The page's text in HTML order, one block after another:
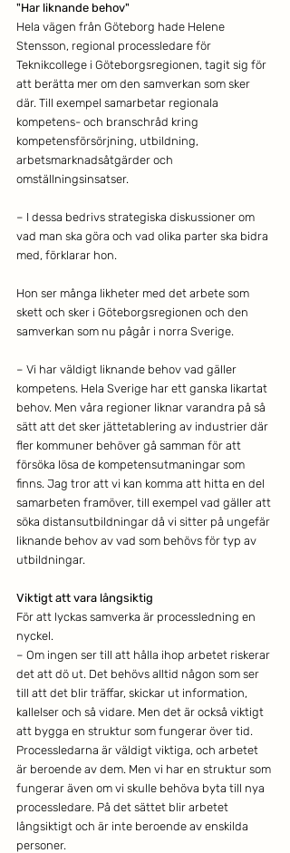
"Har liknande behov"
Hela vägen från Göteborg hade Helene
Stensson, regional processledare för
Teknikcollege i Göteborgsregionen, tagit sig för
att berätta mer om den samverkan som sker
där. Till exempel samarbetar regionala
kompetens- och branschråd kring
kompetensförsörjning, utbildning,
arbetsmarknadsåtgärder och
omställningsinsatser.
– I dessa bedrivs strategiska diskussioner om
vad man ska göra och vad olika parter ska bidra
med, förklarar hon.
Hon ser många likheter med det arbete som
skett och sker i Göteborgsregionen och den
samverkan som nu pågår i norra Sverige.
– Vi har väldigt liknande behov vad gäller
kompetens. Hela Sverige har ett ganska likartat
behov. Men våra regioner liknar varandra på så
sätt att det sker jättetablering av industrier där
fler kommuner behöver gå samman för att
försöka lösa de kompetensutmaningar som
finns. Jag tror att vi kan komma att hitta en del
samarbeten framöver, till exempel vad gäller att
söka distansutbildningar då vi sitter på ungefär
liknande behov av vad som behövs för typ av
utbildningar.
Viktigt att vara långsiktig
För att lyckas samverka är processledning en
nyckel.
– Om ingen ser till att hålla ihop arbetet riskerar
det att dö ut. Det behövs alltid någon som ser
till att det blir träffar, skickar ut information,
kallelser och så vidare. Men det är också viktigt
att bygga en struktur som fungerar över tid.
Processledarna är väldigt viktiga, och arbetet
är beroende av dem. Men vi har en struktur som
fungerar även om vi skulle behöva byta till nya
processledare. På det sättet blir arbetet
långsiktigt och är inte beroende av enskilda
personer.